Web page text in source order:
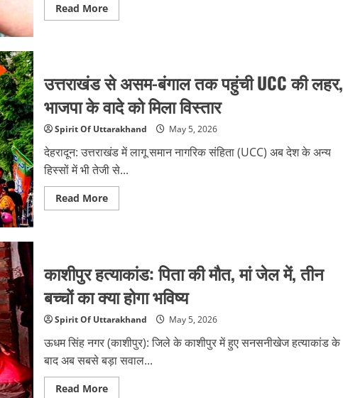
Read MoreRead
more
तबादले
अब
अनुरोध
पर,
अनिवार्य
ट्रांसफर
पर
रोक
उत्तराखंड से असम-बंगाल तक पहुंची UCC की लहर,
भाजपा के वादे को मिला विस्तार
Spirit Of Uttarakhand May 5, 2026
देहरादून: उत्तराखंड में लागू समान नागरिक संहिता (UCC) अब देश के अन्य
हिस्सों में भी तेजी से...
Read MoreRead
more
तक
पहुंची
की
लहर,
भाजपा
के
वादे
को
मिला
विस्तार
काशीपुर हत्याकांड: पिता की मौत, मां जेल में, तीन
बच्चों का क्या होगा भविष्य
Spirit Of Uttarakhand May 5, 2026
ऊधम सिंह नगर (काशीपुर): जिले के काशीपुर में हुए सनसनीखेज हत्याकांड के
बाद अब सबसे बड़ा सवाल...
Read MoreRead